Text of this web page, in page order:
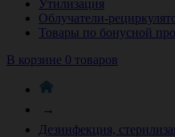
Утилизация
Облучатели-
Товары по бонусной
В корзине 0 товаров
→
Дезинфекция,